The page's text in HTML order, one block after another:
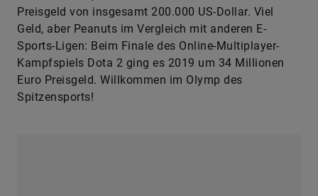
40 hochkarätigen Piloten aus 14 Nationen. Auch
Formel-1-Star Max Verstappen hat sich für die Cup-
Saison 2020 qualifiziert. Gefahren wird um ein
Preisgeld von insgesamt 200.000 US-Dollar. Viel
Geld, aber Peanuts im Vergleich mit anderen E-
Sports-Ligen: Beim Finale des Online-Multiplayer-